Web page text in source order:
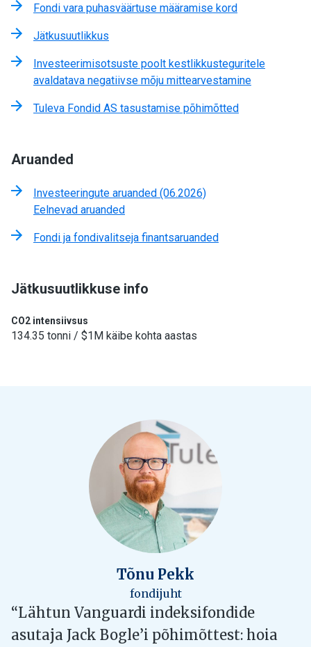
Fondi vara puhasväärtuse määramise kord
Jätkusuutlikkus
Investeerimisotsuste poolt kestlikkusteguritele
avaldatava negatiivse mõju mittearvestamine
Tuleva Fondid AS tasustamise põhimõtted
Aruanded
Investeeringute aruanded (06.2026)
Eelnevad aruanded
Fondi ja fondivalitseja finantsaruanded
Jätkusuutlikkuse info
CO2 intensiivsus
134.35 tonni / $1M käibe kohta aastas
Tõnu Pekk
fondijuht
“Lähtun Vanguardi indeksifondide
asutaja Jack Bogle’i põhimõttest: hoia